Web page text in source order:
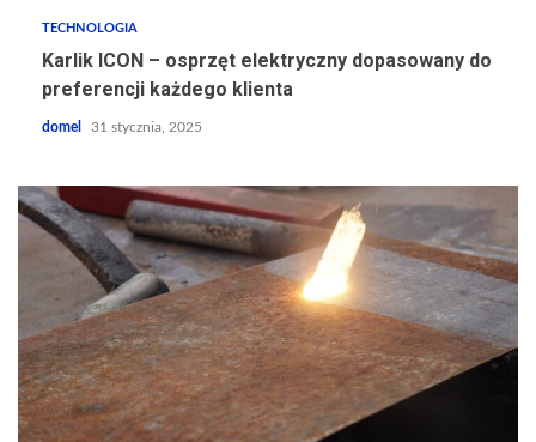
TECHNOLOGIA
Karlik ICON – osprzęt elektryczny dopasowany do
preferencji każdego klienta
domel 31 stycznia, 2025